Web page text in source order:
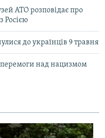
АТО розповідає про
Росією
до українців 9 травня
перемоги над нацизмом